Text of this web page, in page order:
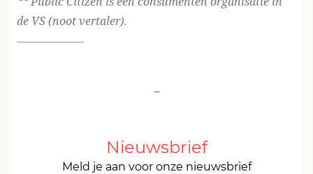
de VS (noot vertaler).
——————
-
Nieuwsbrief
Meld je aan voor onze nieuwsbrief